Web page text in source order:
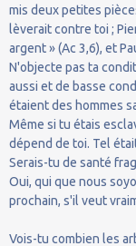
mis deux petites
lèverait contre toi ;
argent » (Ac 3,6), et
N'objecte pas ta
aussi et de basse
étaient des hommes
Même si tu étais
dépend de toi. Tel
Serais-tu de santé
Oui, qui que nous
prochain, s'il veut
Vois-tu combien les